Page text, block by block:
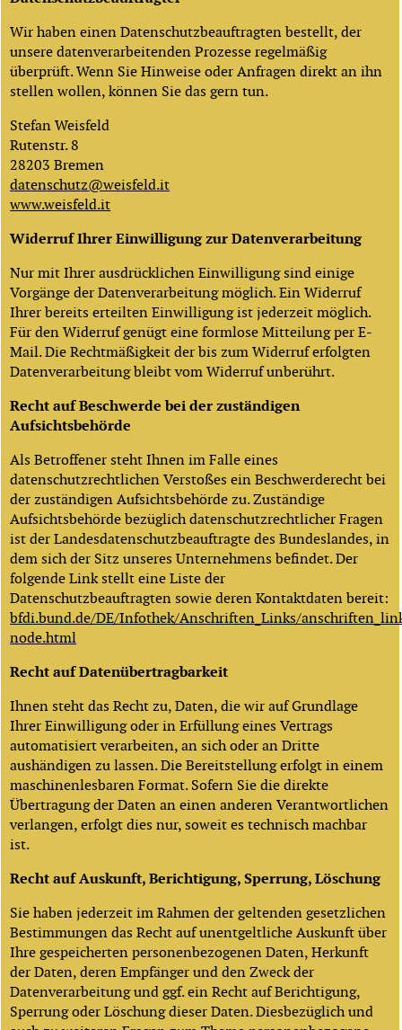
Wir haben einen Datenschutzbeauftragten bestellt, der
unsere datenverarbeitenden Prozesse regelmäßig
überprüft. Wenn Sie Hinweise oder Anfragen direkt an ihn
stellen wollen, können Sie das gern tun.
Stefan Weisfeld
Rutenstr. 8
28203 Bremen
datenschutz@weisfeld.it
www.weisfeld.it
Widerruf Ihrer Einwilligung zur Datenverarbeitung
Nur mit Ihrer ausdrücklichen Einwilligung sind einige
Vorgänge der Datenverarbeitung möglich. Ein Widerruf
Ihrer bereits erteilten Einwilligung ist jederzeit möglich.
Für den Widerruf genügt eine formlose Mitteilung per E-
Mail. Die Rechtmäßigkeit der bis zum Widerruf erfolgten
Datenverarbeitung bleibt vom Widerruf unberührt.
Recht auf Beschwerde bei der zuständigen
Aufsichtsbehörde
Als Betroffener steht Ihnen im Falle eines
datenschutzrechtlichen Verstoßes ein Beschwerderecht bei
der zuständigen Aufsichtsbehörde zu. Zuständige
Aufsichtsbehörde bezüglich datenschutzrechtlicher Fragen
ist der Landesdatenschutzbeauftragte des Bundeslandes, in
dem sich der Sitz unseres Unternehmens befindet. Der
folgende Link stellt eine Liste der
Datenschutzbeauftragten sowie deren Kontaktdaten bereit:
bfdi.bund.de/DE/Infothek/Anschriften_Links/
node.html
Recht auf Datenübertragbarkeit
Ihnen steht das Recht zu, Daten, die wir auf Grundlage
Ihrer Einwilligung oder in Erfüllung eines Vertrags
automatisiert verarbeiten, an sich oder an Dritte
aushändigen zu lassen. Die Bereitstellung erfolgt in einem
maschinenlesbaren Format. Sofern Sie die direkte
Übertragung der Daten an einen anderen Verantwortlichen
verlangen, erfolgt dies nur, soweit es technisch machbar
ist.
Recht auf Auskunft, Berichtigung, Sperrung, Löschung
Sie haben jederzeit im Rahmen der geltenden gesetzlichen
Bestimmungen das Recht auf unentgeltliche Auskunft über
Ihre gespeicherten personenbezogenen Daten, Herkunft
der Daten, deren Empfänger und den Zweck der
Datenverarbeitung und ggf. ein Recht auf Berichtigung,
Sperrung oder Löschung dieser Daten. Diesbezüglich und